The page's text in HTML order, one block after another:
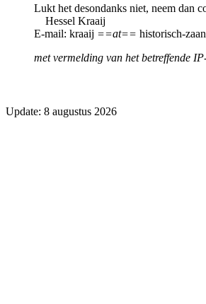
Lukt het desondanks niet, neem dan
Hessel Kraaij
E-mail: kraaij ==at== historisch-
met vermelding van het betreffende
Update: 8 augustus 2026